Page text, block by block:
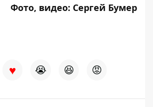
Фото, видео: Сергей Бумер
♥ 😭 😆 😡